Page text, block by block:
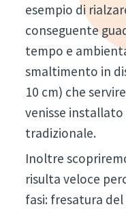
esempio di
conseguente
tempo e
smaltimento in
10 cm) che
venisse
tradizionale.
Inoltre
risulta veloce
fasi: fresatura